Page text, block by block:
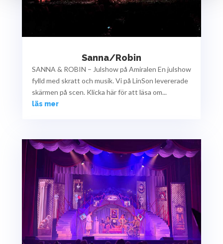
Sanna/Robin
SANNA & ROBIN – Julshow på Amiralen En julshow
fylld med skratt och musik. Vi på LinSon levererade
skärmen på scen. Klicka här för att läsa om...
läs mer